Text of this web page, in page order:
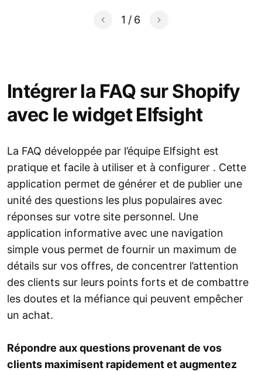
1 / 6
Intégrer la FAQ sur Shopify
avec le widget Elfsight
La FAQ développée par l’équipe Elfsight est
pratique et facile à utiliser et à configurer . Cette
application permet de générer et de publier une
unité des questions les plus populaires avec
réponses sur votre site personnel. Une
application informative avec une navigation
simple vous permet de fournir un maximum de
détails sur vos offres, de concentrer l’attention
des clients sur leurs points forts et de combattre
les doutes et la méfiance qui peuvent empêcher
un achat.
Répondre aux questions provenant de vos
clients maximisent rapidement et augmentez